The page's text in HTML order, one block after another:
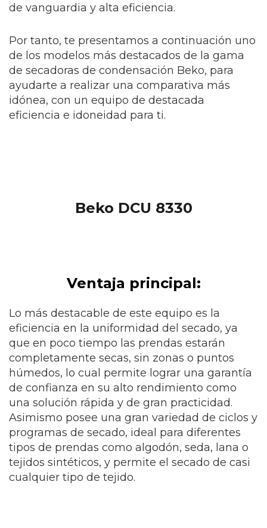
de vanguardia y alta eficiencia.
Por tanto, te presentamos a continuación uno
de los modelos más destacados de la gama
de secadoras de condensación Beko, para
ayudarte a realizar una comparativa más
idónea, con un equipo de destacada
eficiencia e idoneidad para ti.
Beko DCU 8330
Ventaja principal:
Lo más destacable de este equipo es la
eficiencia en la uniformidad del secado, ya
que en poco tiempo las prendas estarán
completamente secas, sin zonas o puntos
húmedos, lo cual permite lograr una garantía
de confianza en su alto rendimiento como
una solución rápida y de gran practicidad.
Asimismo posee una gran variedad de ciclos y
programas de secado, ideal para diferentes
tipos de prendas como algodón, seda, lana o
tejidos sintéticos, y permite el secado de casi
cualquier tipo de tejido.